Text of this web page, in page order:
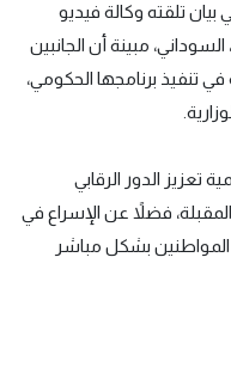
بيان تلقته وكالة فيديو
السوداني، مبينة أن الجانبين
تنفيذ برنامجها الحكومي،
تعزيز الدور الرقابي
فضلاً عن الإسراع في
المواطنين بشكل مباشر